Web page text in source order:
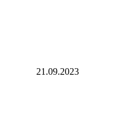
21.09.2023